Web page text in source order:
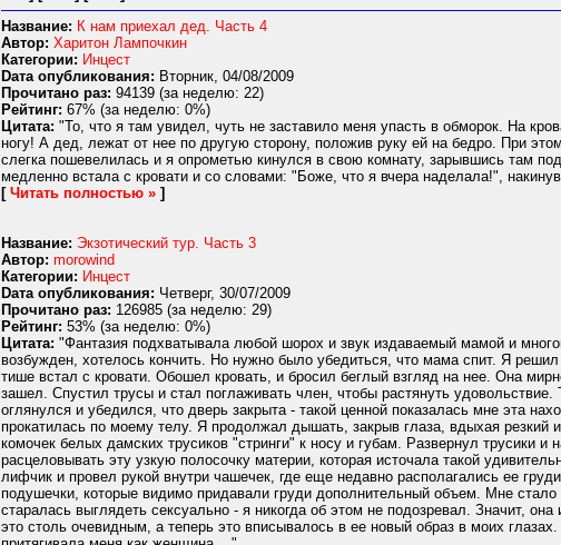
Название: К нам приехал дед. Часть 4
Автор: Харитон Лампочкин
Категории: Инцест
Dата опубликования: Вторник, 04/08/2009
Прочитано раз: 94139 (за неделю: 22)
Рейтинг: 67% (за неделю: 0%)
Цитата: "То, что я там увидел, чуть не заставило меня упасть в обморок. На
ногу! А дед, лежат от нее по другую сторону, положив руку ей на бедро. При
слегка пошевелилась и я опрометью кинулся в свою комнату, зарывшись там
медленно встала с кровати и со словами: "Боже, что я вчера наделала!",
[ Читать полностью » ]
Название: Экзотический тур. Часть 3
Автор: morowind
Категории: Инцест
Dата опубликования: Четверг, 30/07/2009
Прочитано раз: 126985 (за неделю: 29)
Рейтинг: 53% (за неделю: 0%)
Цитата: "Фантазия подхватывала любой шорох и звук издаваемый мамой и
возбужден, хотелось кончить. Но нужно было убедиться, что мама спит. Я
тише встал с кровати. Обошел кровать, и бросил беглый взгляд на нее. Она
зашел. Спустил трусы и стал поглаживать член, чтобы растянуть
оглянулся и убедился, что дверь закрыта - такой ценной показалась мне эта
прокатилась по моему телу. Я продолжал дышать, закрыв глаза, вдыхая
комочек белых дамских трусиков "стринги" к носу и губам. Развернул трусики
расцеловывать эту узкую полосочку материи, которая источала такой
лифчик и провел рукой внутри чашечек, где еще недавно располагались ее
подушечки, которые видимо придавали груди дополнительный объем. Мне
старалась выглядеть сексуально - я никогда об этом не подозревал. Значит,
это столь очевидным, а теперь это вписывалось в ее новый образ в моих